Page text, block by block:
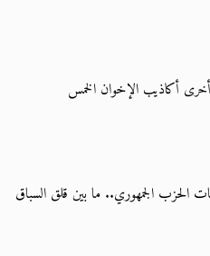
أكاذيب الإخوان الخمس
الحزب الجمهوري.. ما بين قلق السباق